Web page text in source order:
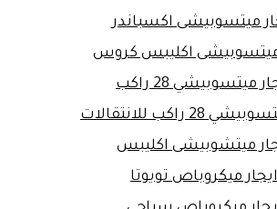
ميتسوبيشى اكسباندر
ميتسوبيشى اكليبس كروس
ميتسوبيشي 28 راكب
28 راكب للانتقالات
ميتشوبيشى اكليبس
ايجار ميكروباص تويوتا